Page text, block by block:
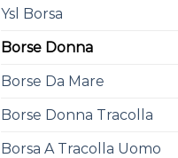
Ysl Borsa
Borse Donna
Borse Da Mare
Borse Donna Tracolla
Borsa A Tracolla Uomo